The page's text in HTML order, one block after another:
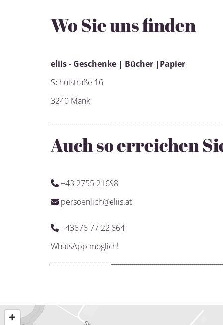
Wo Sie uns finden
eliis - Ge­schen­ke | Bü­cher |Pa­pier
Schulstraße 16
3240 Mank
Auch so erreichen
 +43 2755 21698
 persoenlich@eliis.at
 +43676 77 22 664
WhatsApp möglich!